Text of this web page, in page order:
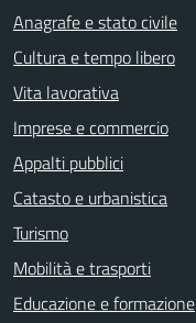
Anagrafe e stato civile
Cultura e tempo libero
Vita lavorativa
Imprese e commercio
Appalti pubblici
Catasto e urbanistica
Turismo
Mobilità e trasporti
Educazione e formazione